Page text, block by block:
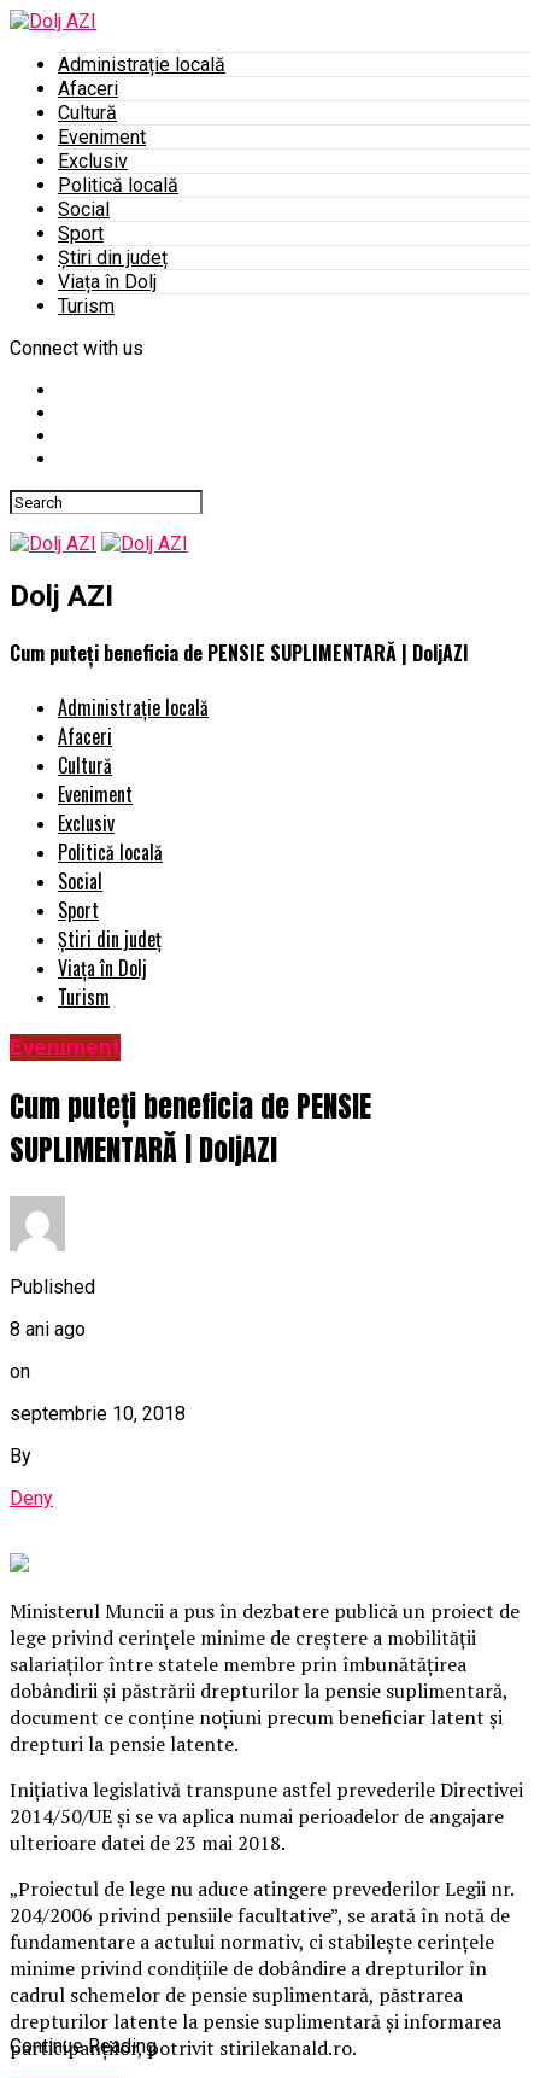
Administrație locală
Afaceri
Cultură
Eveniment
Exclusiv
Politică locală
Social
Sport
Știri din județ
Viața în Dolj
Turism
Connect with us
Dolj AZI
Cum puteți beneficia de PENSIE SUPLIMENTARĂ | DoljAZI
Administrație locală
Afaceri
Cultură
Eveniment
Exclusiv
Politică locală
Social
Sport
Știri din județ
Viața în Dolj
Turism
Eveniment
Cum puteți beneficia de PENSIE
SUPLIMENTARĂ | DoljAZI
Published
8 ani ago
on
septembrie 10, 2018
By
Deny
Ministerul Muncii a pus în dezbatere publică un proiect de
lege privind cerinţele minime de creştere a mobilităţii
salariaţilor între statele membre prin îmbunătăţirea
dobândirii şi păstrării drepturilor la pensie suplimentară,
document ce conţine noţiuni precum beneficiar latent şi
drepturi la pensie latente.
Iniţiativa legislativă transpune astfel prevederile Directivei
2014/50/UE şi se va aplica numai perioadelor de angajare
ulterioare datei de 23 mai 2018.
„Proiectul de lege nu aduce atingere prevederilor Legii nr.
204/2006 privind pensiile facultative”, se arată în notă de
fundamentare a actului normativ, ci stabileşte cerinţele
minime privind condiţiile de dobândire a drepturilor în
cadrul schemelor de pensie suplimentară, păstrarea
drepturilor latente la pensie suplimentară şi informarea
participanţilor, potrivit stirilekanald.ro.
Continue Reading